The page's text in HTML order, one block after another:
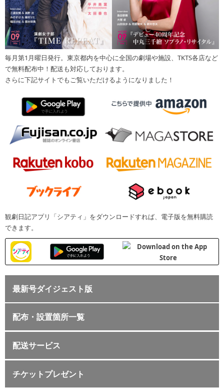
毎月第1月曜日発行。東京都内を中心に全国の劇場や施設、TKTS各店など
で無料配布中！配送も対応しております。
さらに下記サイトでもご覧いただけるようになりました！
観劇日記アプリ「シアティ」をダウンロードすれば、電子版を無料購読
できます。
最新号ダイジェスト版
配布・設置箇所一覧
配送サービス
チケットプレゼント